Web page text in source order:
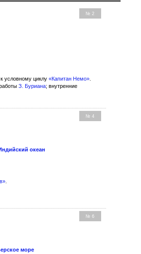
№ 2
условному циклу«Капитан Немо»
З. Буриана; внутренние
№ 4
океан
№ 6
море